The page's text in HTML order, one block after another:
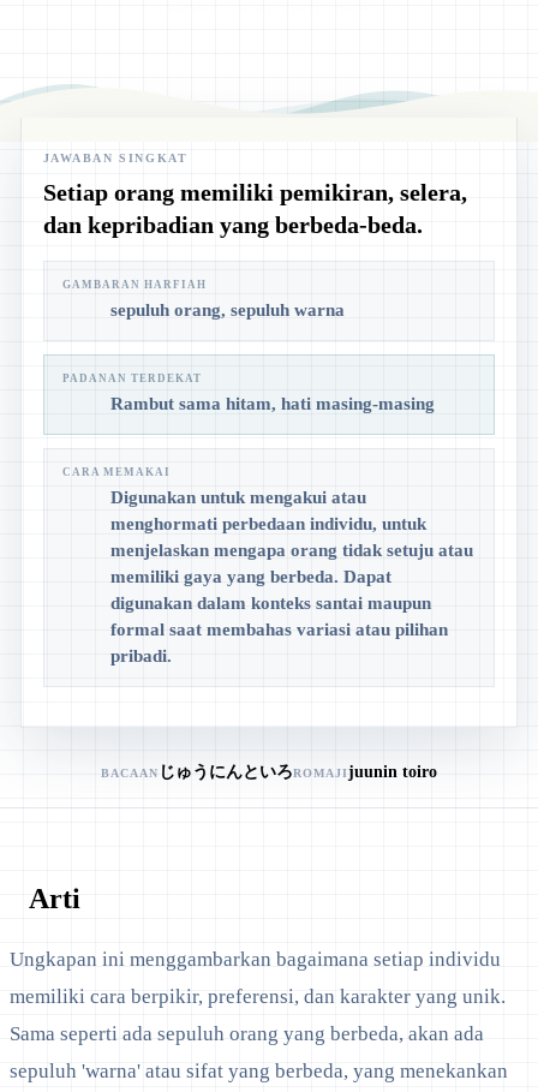
JAWABAN SINGKAT
Setiap orang memiliki pemikiran, selera,
dan kepribadian yang berbeda-beda.
GAMBARAN HARFIAH
sepuluh orang, sepuluh warna
PADANAN TERDEKAT
Rambut sama hitam, hati masing-masing
CARA MEMAKAI
Digunakan untuk mengakui atau
menghormati perbedaan individu, untuk
menjelaskan mengapa orang tidak setuju atau
memiliki gaya yang berbeda. Dapat
digunakan dalam konteks santai maupun
formal saat membahas variasi atau pilihan
pribadi.
BACAAN じゅうにんといろROMAJIjuunin toiro
Arti
Ungkapan ini menggambarkan bagaimana setiap individu
memiliki cara berpikir, preferensi, dan karakter yang unik.
Sama seperti ada sepuluh orang yang berbeda, akan ada
sepuluh 'warna' atau sifat yang berbeda, yang menekankan